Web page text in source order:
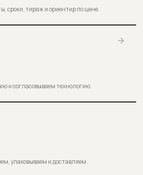
сроки, тираж и ориентир по цене.
и согласовываем технологию.
упаковываем и доставляем.